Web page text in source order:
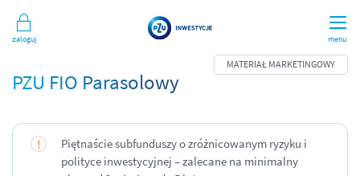
menu
Zaloguj
PZU FIO Parasolowy
Piętnaście subfunduszy o zróżnicowanym ryzyku i
polityce inwestycyjnej – zalecane na minimalny